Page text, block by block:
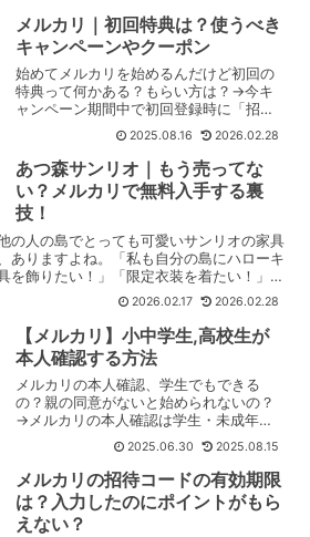
メルカリ｜初回特典は？使うべき
キャンペーンやクーポン
始めてメルカリを始めるんだけど初回の
特典って何かある？もらい方は？→今キ
ャンペーン期間中で初回登録時に「招待
コード：TNNDMT」を入力すれば初回特
典の1,000円分のポイントがもらえます。
【初回特典である「招待コード」の入力
画面】登録のタ...
2025.08.16 2026.02.28
あつ森サンリオ｜もう売ってな
い？メルカリで無料入手する裏
技！
の人の島でとっても可愛いサンリオの家具
ありますよね。「私も自分の島にハローキ
を飾りたい！」「限定衣装を着たい！」と
に出かけても、コンビニや...
2026.02.17 2026.02.28
【メルカリ】小中学生,高校生が
本人確認する方法
メルカリの本人確認、学生でもできる
の？親の同意がないと始められないの？
→メルカリの本人確認は学生・未成年で
あっても1人で完了できます。メルカリの
本人確認は小中学生、高校生といった未
成年であっても▶︎パスポート▶︎マイナン
バーカード▶︎原付・...
2025.06.30 2025.08.15
メルカリの招待コードの有効期限
は？入力したのにポイントがもら
えない？